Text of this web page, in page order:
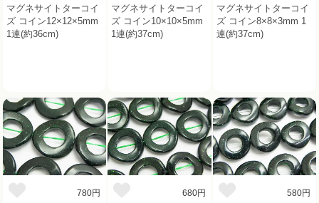
マグネサイトターコイ
ズ コイン12×12×5mm
1連(約36cm)
マグネサイトターコイ
ズ コイン10×10×5mm
1連(約37cm)
マグネサイトターコイ
ズ コイン8×8×3mm 1
連(約37cm)
780円 680円 580円